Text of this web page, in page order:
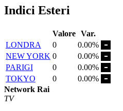
Indici Esteri
Valore Var.
LONDRA
0
0.00%
NEW YORK 0
0.00%
PARIGI
0
0.00%
TOKYO
0
0.00%
Network Rai
TV